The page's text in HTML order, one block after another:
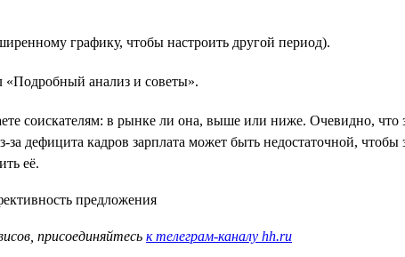
графику, чтобы настроить другой период).
«Подробный анализ и советы».
соискателям: в рынке ли она, выше или ниже. Очевидно, что
дефицита кадров зарплата может быть недостаточной,
её.
присоединяйтесь к телеграм-каналу hh.ru